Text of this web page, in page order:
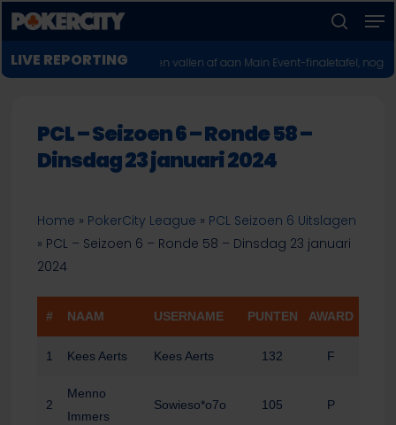
Skip
to
main
content
LIVE REPORTING
POKERNIEUWS
Twee Europeanen vallen af aan Main Event-finaletafel, nog zeven
PCL – Seizoen 6 – Ronde 58 –
Dinsdag 23 januari 2024
Home » PokerCity League » PCL Seizoen 6 Uitslagen
» PCL – Seizoen 6 – Ronde 58 – Dinsdag 23 januari
2024
# NAAM USERNAME PUNTEN AWARD
1 Kees Aerts Kees Aerts 132 F
2
Menno
Immers
Sowieso*o7o 105 P
Menu
sluiten